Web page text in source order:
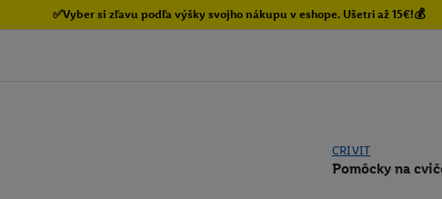
✅Vyber si zľavu podľa výšky svojho nákupu v eshope. Ušetri až 15€!💰
CRIVIT
Pomôcky na